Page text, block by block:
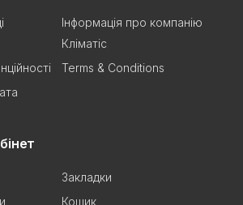
Інформація про компанію
Кліматіс
Terms & Conditions
Закладки
Кошик